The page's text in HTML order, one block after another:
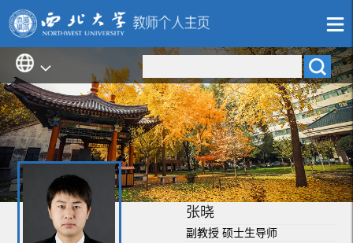
张晓
副教授 硕士生导师